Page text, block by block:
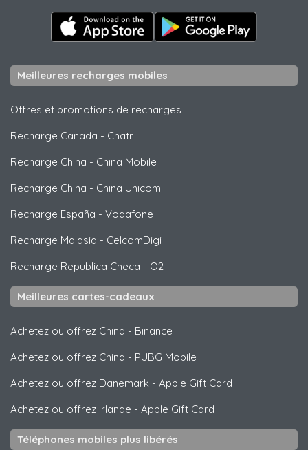
Meilleures recharges mobiles
Offres et promotions de recharges
Recharge Canada - Chatr
Recharge China - China Mobile
Recharge China - China Unicom
Recharge España - Vodafone
Recharge Malasia - CelcomDigi
Recharge Republica Checa - O2
Meilleures cartes-cadeaux
Achetez ou offrez China - Binance
Achetez ou offrez China - PUBG Mobile
Achetez ou offrez Danemark - Apple Gift Card
Achetez ou offrez Irlande - Apple Gift Card
Téléphones mobiles plus libérés